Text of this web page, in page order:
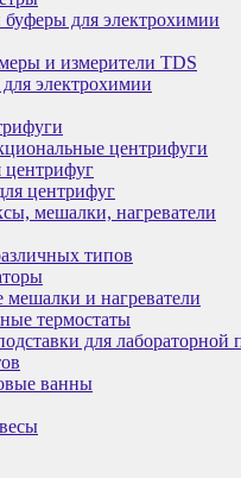
буферы для электрохимии
и измерители TDS
электрохимии
центрифуги
центрифуг
центрифуг
мешалки, нагреватели
типов
и нагреватели
термостаты
для лабораторной
ванны